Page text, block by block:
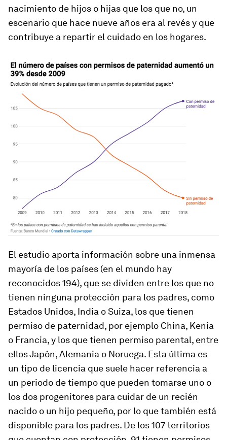
nacimiento de hijos o hijas que los que no, un
escenario que hace nueve años era al revés y que
contribuye a repartir el cuidado en los hogares.
El estudio aporta información sobre una inmensa
mayoría de los países (en el mundo hay
reconocidos 194), que se dividen entre los que no
tienen ninguna protección para los padres, como
Estados Unidos, India o Suiza, los que tienen
permiso de paternidad, por ejemplo China, Kenia
o Francia, y los que tienen permiso parental, entre
ellos Japón, Alemania o Noruega. Esta última es
un tipo de licencia que suele hacer referencia a
un periodo de tiempo que pueden tomarse uno o
los dos progenitores para cuidar de un recién
nacido o un hijo pequeño, por lo que también está
disponible para los padres. De los 107 territorios